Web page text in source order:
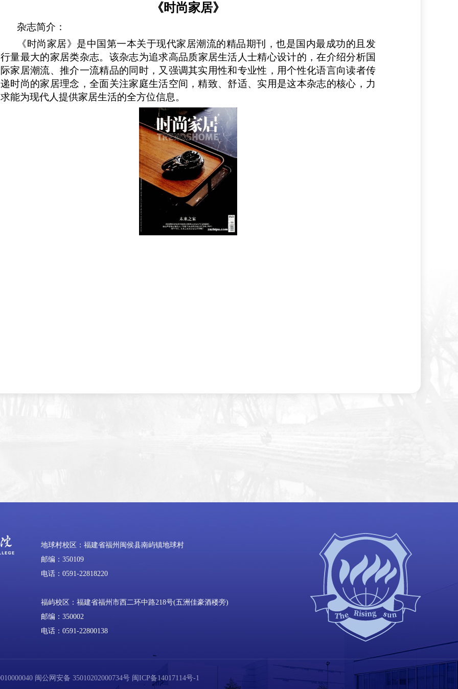
《时尚家居》
杂志简介：
《 时尚家居》是中国第一本关于现代家居潮流的精品期刊，也是国内最成功的且发
行量最大的家居类杂志。 该杂志为追求高品质家居生活人士精心设计的，在介绍分析国
际家居潮流、推介一流精品的同时，又强调其实用性和专业性，用个性化语言向读者传
递时尚的家居理念，全面关注家庭生活空间，精致、舒适、实用是这本杂志的核心，力
求能为现代人提供家居生活的全方位信息。
地球村校区：福建省福州闽侯县南屿镇地球村
邮编：350109
电话：0591-22818220
福屿校区：福建省福州市西二环中路218号(五洲佳豪酒楼旁)
邮编：350002
电话：0591-22800138
闽公网安备 35010202000734号 闽ICP备14017114号-1